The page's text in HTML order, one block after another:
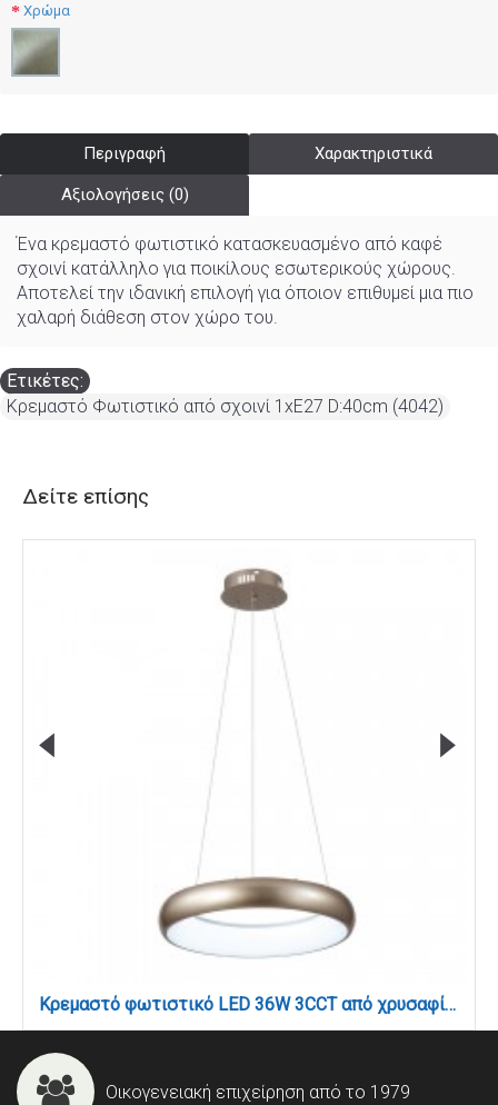
Χρώμα
Περιγραφή Χαρακτηριστικά
Αξιολογήσεις (0)
Ένα κρεμαστό φωτιστικό κατασκευασμένο από καφέ
σχοινί κατάλληλο για ποικίλους εσωτερικούς χώρους.
Αποτελεί την ιδανική επιλογή για όποιον επιθυμεί μια πιο
χαλαρή διάθεση στον χώρο του.
Ετικέτες:
Κρεμαστό Φωτιστικό από σχοινί 1xE27 D:40cm (4042)
Δείτε επίσης
Κρεμαστό φωτιστικό LED 36W 3CCT από χρυσαφί και λευκό ακρυλικό D:60cm (42024-A-Golden)
Οικογενειακή επιχείρηση από το 1979